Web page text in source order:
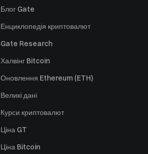
Блог Gate
Енциклопедія криптовалют
Gate Research
Халвінг Bitcoin
Оновлення Ethereum (ETH)
Великі дані
Курси криптовалют
Ціна GT
Ціна Bitcoin